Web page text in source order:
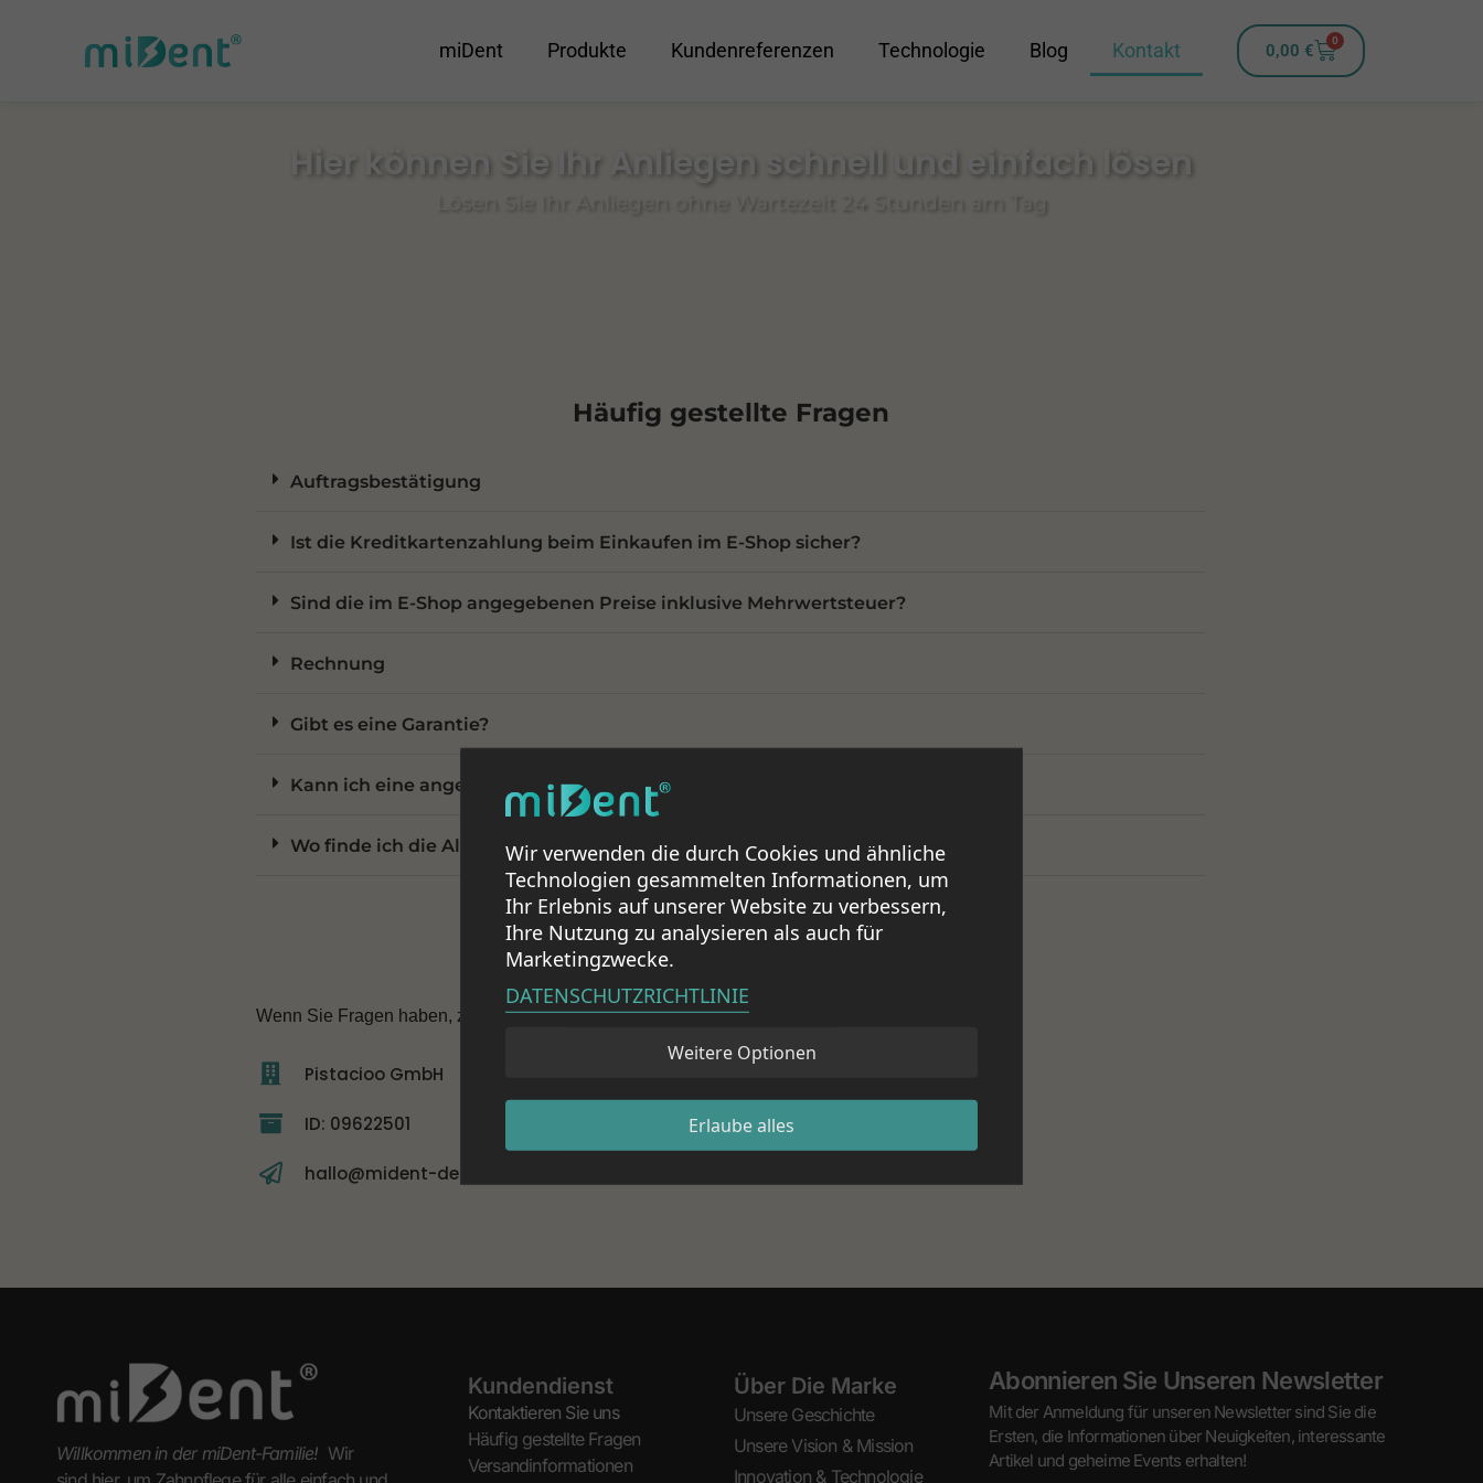
miDent Produkte Kundenreferenzen Technologie Blog Kontakt 0,00€ 0
Hier können Sie Ihr Anliegen schnell und einfach lösen
Lösen Sie Ihr Anliegen ohne Wartezeit 24 Stunden am Tag
Häufig gestellte Fragen
Auftragsbestätigung
Ist die Kreditkartenzahlung beim Einkaufen im E-Shop sicher?
Sind die im E-Shop angegebenen Preise inklusive Mehrwertsteuer?
Rechnung
Gibt es eine Garantie?
Kann ich eine angelegte Bestellung stornieren?
Wo finde ich die Allgemeinen Geschäftsbedingungen?
Wir sind für Sie da
Wenn Sie Fragen haben, zögern Sie nicht, uns zu kontaktieren.
Pistacioo GmbH
ID: 09622501
hallo@mident-de.de
Willkommen in der miDent-Familie! Wir
Kundendienst
Kontaktieren Sie uns
Häufig gestellte Fragen
Versandinformationen
Über Die Marke
Unsere Geschichte
Unsere Vision & Mission
Innovation & Technologie
Abonnieren Sie Unseren Newsletter
Mit der Anmeldung für unseren Newsletter sind Sie die
Ersten, die Informationen über Neuigkeiten, interessante
Artikel und geheime Events erhalten!
Wir verwenden die durch Cookies und ähnliche
Technologien gesammelten Informationen, um
Ihr Erlebnis auf unserer Website zu verbessern,
Ihre Nutzung zu analysieren als auch für
Marketingzwecke.
DATENSCHUTZRICHTLINIE
Weitere Optionen
Erlaube alles